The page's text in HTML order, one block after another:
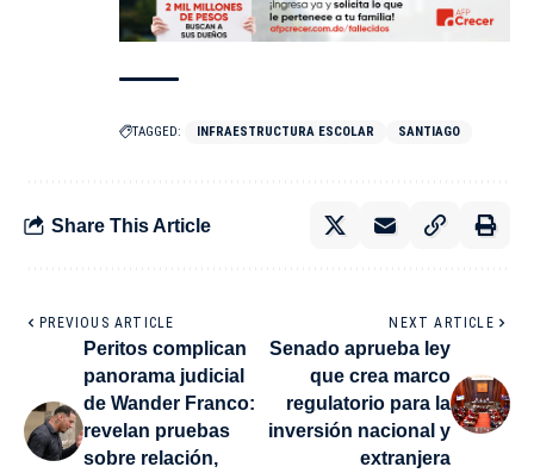
TAGGED: INFRAESTRUCTURA ESCOLAR SANTIAGO
Share This Article
PREVIOUS ARTICLE
Peritos complican
panorama judicial
de Wander Franco:
revelan pruebas
sobre relación,
NEXT ARTICLE
Senado aprueba ley
que crea marco
regulatorio para la
inversión nacional y
extranjera